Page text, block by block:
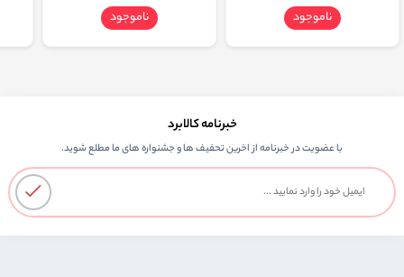
ناموجود ناموجود
خبرنامه کالابرد
با عضویت در خبرنامه از اخرین تحفیف ها و جشنواره های ما مطلع شوید.